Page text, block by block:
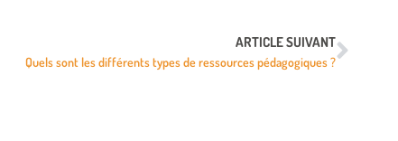
ARTICLE SUIVANT
Quels sont les différents types de ressources pédagogiques ?